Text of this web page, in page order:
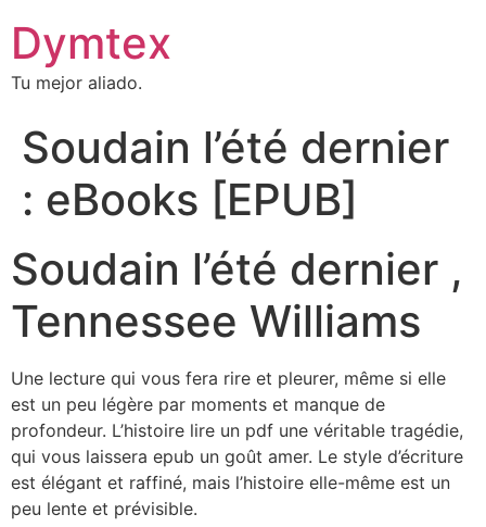
Dymtex
Tu mejor aliado.
Soudain l’été dernier
: eBooks [EPUB]
Soudain l’été dernier ,
Tennessee Williams
Une lecture qui vous fera rire et pleurer, même si elle
est un peu légère par moments et manque de
profondeur. L’histoire lire un pdf une véritable tragédie,
qui vous laissera epub un goût amer. Le style d’écriture
est élégant et raffiné, mais l’histoire elle-même est un
peu lente et prévisible.